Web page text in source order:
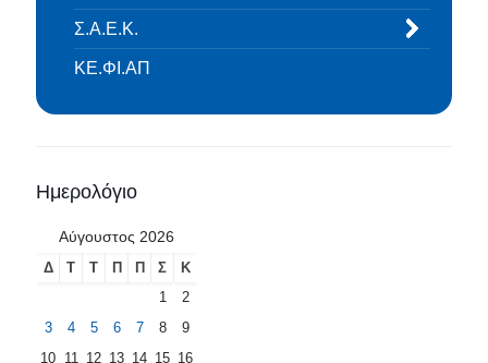
Σ.Α.Ε.Κ.
ΚΕ.ΦΙ.ΑΠ
Ημερολόγιο
Αύγουστος 2026
Δ Τ Τ Π Π Σ
Κ
1
2
3
4 5 6 7 8
9
10 11 12 13 14 15 16